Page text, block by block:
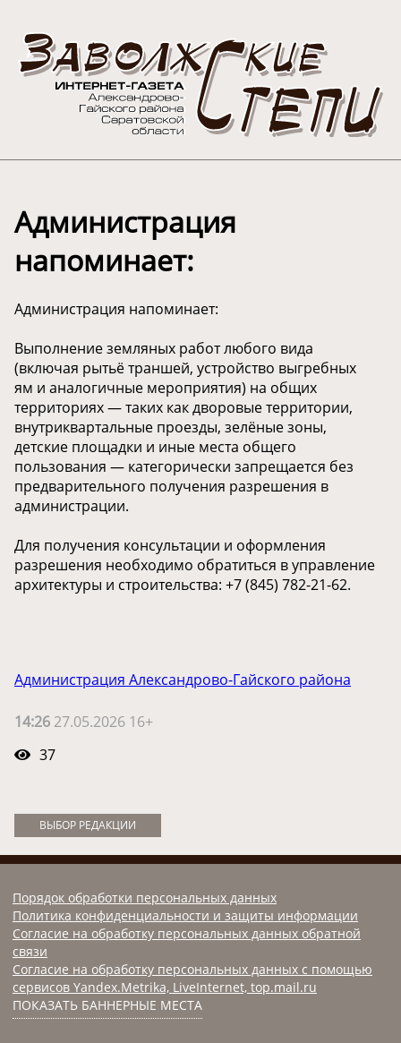
Администрация
напоминает:
Администрация напоминает:
Выполнение земляных работ любого вида
(включая рытьё траншей, устройство выгребных
ям и аналогичные мероприятия) на общих
территориях — таких как дворовые территории,
внутриквартальные проезды, зелёные зоны,
детские площадки и иные места общего
пользования — категорически запрещается без
предварительного получения разрешения в
администрации.
Для получения консультации и оформления
разрешения необходимо обратиться в управление
архитектуры и строительства: +7 (845) 782-21-62.
Администрация Александрово-Гайского района
14:26 27.05.2026 16+
37
ВЫБОР РЕДАКЦИИ
Порядок обработки персональных данных
Политика конфиденциальности и защиты информации
Согласие на обработку персональных данных обратной
связи
Согласие на обработку персональных данных с помощью
сервисов Yandex.Metrika, LiveInternet, top.mail.ru
ПОКАЗАТЬ БАННЕРНЫЕ МЕСТА